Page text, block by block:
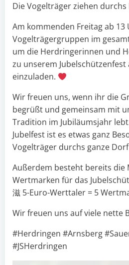
Die Vogelträger ziehen durchs
Am kommenden Freitag ab
Vogelträgergruppen im
um die Herdringerinnen und
zu unserem Jubelschützenfest
einzuladen.
Wir freuen uns, wenn ihr die
begrüßt und gemeinsam mit
Tradition im Jubiläumsjahr
Jubelfest ist es etwas ganz
Vogelträger durchs ganze
Außerdem besteht bereits die
Wertmarken für das
滋 5-Euro-Werttaler = 5
Wir freuen uns auf viele nette
#Herdringen #Arnsberg
#JSHerdringen